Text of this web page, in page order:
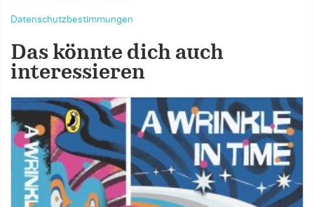
Datenschutzbestimmungen
Das könnte dich auch
interessieren